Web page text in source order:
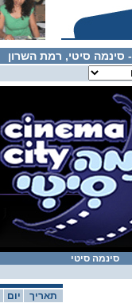
- סינמה סיטי, רמת השרון
סינמה סיטי
יום תאריך